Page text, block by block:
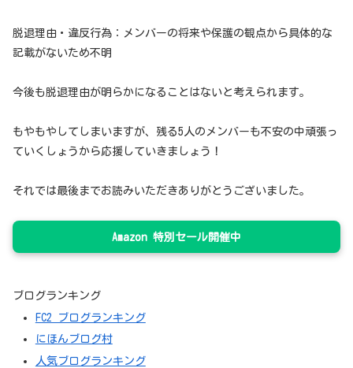
脱退理由・違反行為：メンバーの将来や保護の観点から具体的な
記載がないため不明
今後も脱退理由が明らかになることはないと考えられます。
もやもやしてしまいますが、残る5人のメンバーも不安の中頑張っ
ていくしょうから応援していきましょう！
それでは最後までお読みいただきありがとうございました。
Amazon 特別セール開催中
ブログランキング
FC2 ブログランキング
にほんブログ村
人気ブログランキング